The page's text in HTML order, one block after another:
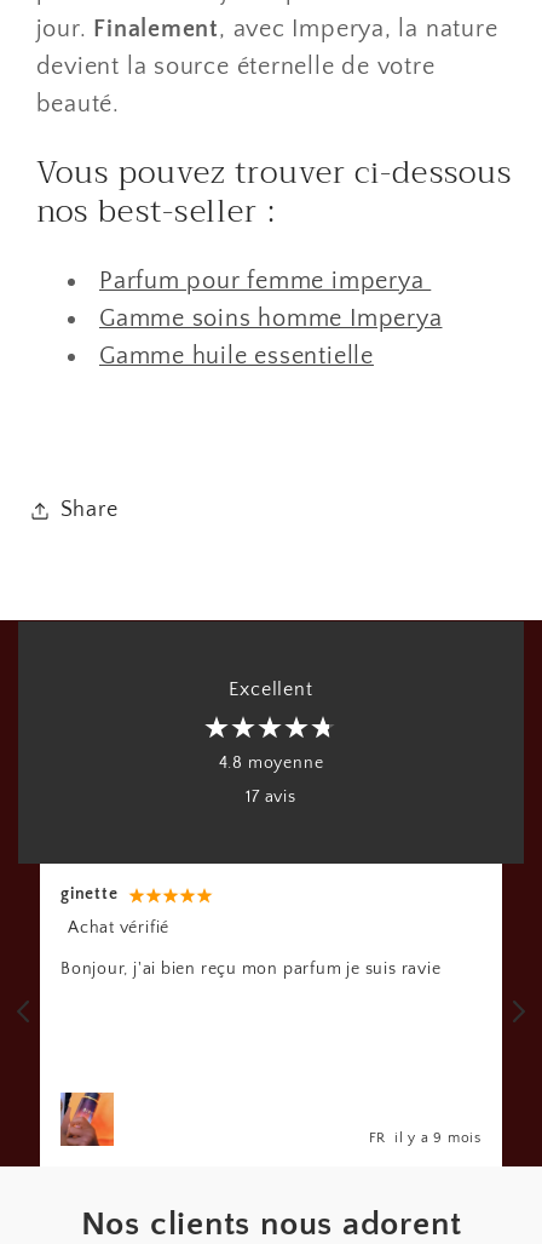
jour. Finalement, avec Imperya, la nature
devient la source éternelle de votre
beauté.
Vous pouvez trouver ci-dessous
nos best-seller :
Parfum pour femme imperya
Gamme soins homme Imperya
Gamme huile essentielle
Share
Excellent
4.8 moyenne
17 avis
ginette
Achat vérifié
Bonjour, j'ai bien reçu mon parfum je suis ravie
il y a 9 mois
Nos clients nous adorent